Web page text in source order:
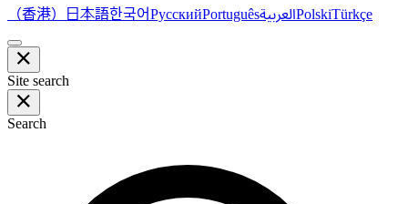
（香港） 日本語한국어РусскийPortuguêsالعربيةPolskiTürkçe
Site search
Search